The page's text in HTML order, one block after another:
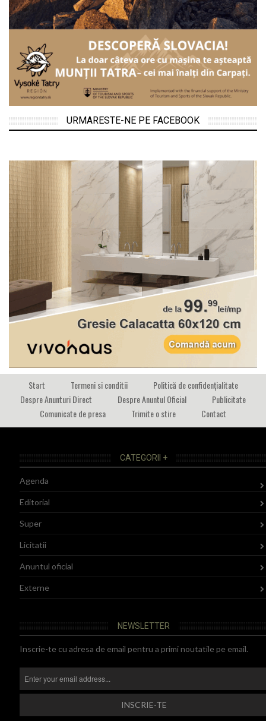
URMARESTE-NE PE FACEBOOK
Start Termeni si conditii
Politică de confidențialitate
Despre Anunturi Direct
Despre Anuntul Oficial
Publicitate
Comunicate de presa
Trimite o stire Contact
CATEGORII +
Agenda
Editorial
Super
Licitatii
Anuntul oficial
Externe
NEWSLETTER
Inscrie-te cu adresa de email pentru a primi noutatile pe email.